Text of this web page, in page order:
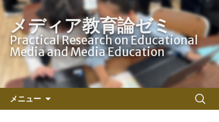
メディア教育論ゼミ
Practical Research on Educational
Media and Media Education
メニュー
検
索: